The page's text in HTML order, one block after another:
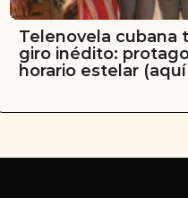
Telenovela cubana
giro inédito:
horario estelar